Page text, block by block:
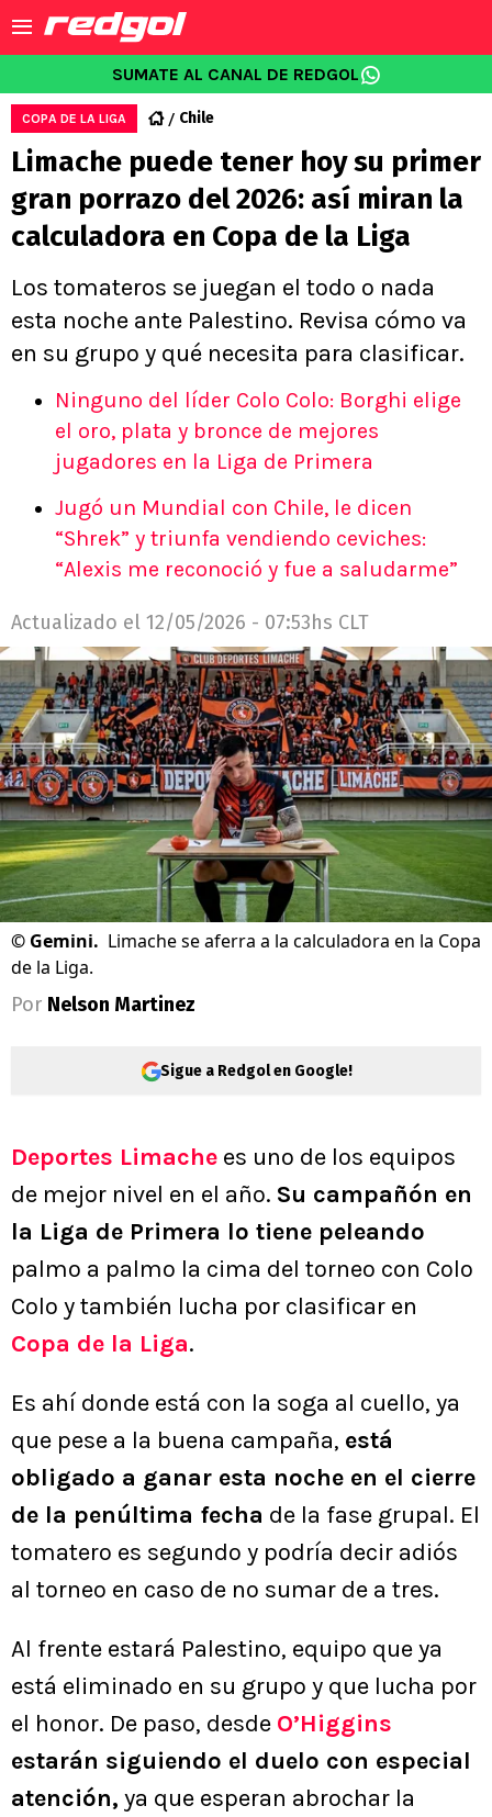
SUMATE AL CANAL DE REDGOL
COPA DE LA LIGA Chile
Limache puede tener hoy su primer
gran porrazo del 2026: así miran la
calculadora en Copa de la Liga
Los tomateros se juegan el todo o nada
esta noche ante Palestino. Revisa cómo va
en su grupo y qué necesita para clasificar.
Ninguno del líder Colo Colo: Borghi elige
el oro, plata y bronce de mejores
jugadores en la Liga de Primera
Jugó un Mundial con Chile, le dicen
“Shrek” y triunfa vendiendo ceviches:
“Alexis me reconoció y fue a saludarme”
Actualizado el 12/05/2026 - 07:53hs CLT
© Gemini. Limache se aferra a la calculadora en la Copa
de la Liga.
Por Nelson Martinez
Sigue a Redgol en Google!
Deportes Limache es uno de los equipos
de mejor nivel en el año. Su campañón en
la Liga de Primera lo tiene peleando
palmo a palmo la cima del torneo con Colo
Colo y también lucha por clasificar en
Copa de la Liga.
Es ahí donde está con la soga al cuello, ya
que pese a la buena campaña, está
obligado a ganar esta noche en el cierre
de la penúltima fecha de la fase grupal. El
tomatero es segundo y podría decir adiós
al torneo en caso de no sumar de a tres.
Al frente estará Palestino, equipo que ya
está eliminado en su grupo y que lucha por
el honor. De paso, desde O’Higgins
estarán siguiendo el duelo con especial
atención, ya que esperan abrochar la